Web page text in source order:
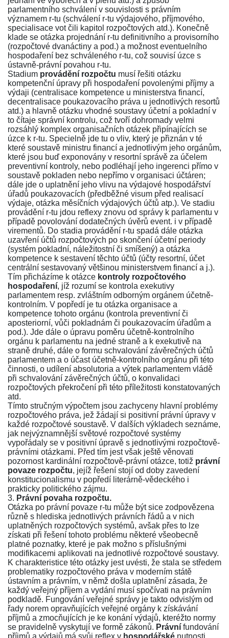
parlamentního schválení v souvislosti s právním
významem r-tu (schválení r-tu výdajového, příjmového,
specialisace vot čili kapitol rozpočtových atd.). Konečně
klade se otázka projednání r-tu definitivního a provisorního
(rozpočtové dvanáctiny a pod.) a možnost eventuelního
hospodaření bez schváleného r-tu, což souvisí úzce s
ústavně-právní povahou r-tu.
Stadium provádění rozpočtu musí řešiti otázku
kompetenční úpravy při hospodaření povolenými příjmy a
výdaji (centralisace kompetence u ministerstva financí,
decentralisace poukazovacího práva u jednotlivých resortů
atd.) a hlavně otázku vhodné soustavy účetní a pokladní v
to čítaje správní kontrolu, což tvoří dohromady velmi
rozsáhlý komplex organisačních otázek připínajících se
úzce k r-tu. Specielně jde tu o vliv, který je přiznán v té
které soustavě ministru financí a jednotlivým jeho orgánům,
které jsou buď exponovány v resortní správě za účelem
preventivní kontroly, nebo podléhají jeho ingerenci přímo v
soustavě pokladen nebo nepřímo v organisaci účtáren;
dále jde o uplatnění jeho vlivu na výdajové hospodářství
úřadů poukazovacích (předběžné visum před realisací
výdaje, otázka měsíčních výdajových účtů atp.). Ve stadiu
provádění r-tu jdou reflexy znovu od správy k parlamentu v
případě povolování dodatečných úvěrů event. i v případě
virementů. Do stadia provádění r-tu spadá dále otázka
uzavření účtů rozpočtových po skončení účetní periody
(systém pokladní, náležitostní či smíšený) a otázka
kompetence k sestavení těchto účtů (účty resortní, účet
centrální sestavovaný většinou ministerstvem financí a j.).
Tím přicházíme k otázce kontroly rozpočtového
hospodaření, jíž rozumí se kontrola exekutivy
parlamentem resp. zvláštním odborným orgánem účetně-
kontrolním. V popředí je tu otázka organisace a
kompetence tohoto orgánu (kontrola preventivní či
aposteriorní, vůči pokladnám či poukazovacím úřadům a
pod.). Jde dále o úpravu poměru účetně-kontrolního
orgánu k parlamentu na jedné straně a k exekutivě na
straně druhé, dále o formu schvalování závěrečných účtů
parlamentem a o účast účetně-kontrolního orgánu při této
činnosti, o udílení absolutoria a výtek parlamentem vládě
při schvalování závěrečných účtů, o konvalidaci
rozpočtových překročení při této příležitosti konstatovaných
atd.
Tímto stručným výpočtem jsou zachyceny hlavní problémy
rozpočtového práva, jež žádají si positivní právní úpravy v
každé rozpočtové soustavě. V dalších výkladech seznáme,
jak nejvýznamnější světové rozpočtové systémy
vypořádaly se v positivní úpravě s jednotlivými rozpočtově-
právními otázkami. Před tím jest však ještě věnovati
pozornost kardinální rozpočtově-právní otázce, totiž právní
povaze rozpočtu, jejíž řešení stojí od doby zavedení
konstitucionalismu v popředí literárně-vědeckého i
prakticky politického zájmu.
3. Právní povaha rozpočtu.
Otázka po právní povaze r-tu může být sice zodpovězena
různě s hlediska jednotlivých právních řádů a v nich
uplatněných rozpočtových systémů, avšak přes to lze
získati při řešení tohoto problému některé všeobecně
platné poznatky, které je pak možno s příslušnými
modifikacemi aplikovati na jednotlivé rozpočtové soustavy.
K charakteristice této otázky jest uvésti, že stala se středem
problematiky rozpočtového práva v moderním státě
ústavním a právním, v němž došla uplatnění zásada, že
každý veřejný příjem a vydání musí spočívati na právním
podkladě. Fungování veřejné správy je takto odvislým od
řady norem opravňujících veřejné orgány k získávání
příjmů a zmocňujících je ke konání výdajů, kteréžto normy
se pravidelně vyskytují ve formě zákonů. Právní fundování
příjmů a výdajů má svůj reflex v hospodářské nutnosti